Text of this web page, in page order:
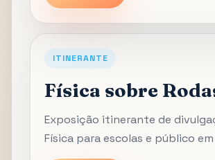
ITINERANTE
Física sobre
Exposição itinerante de
Física para escolas e público